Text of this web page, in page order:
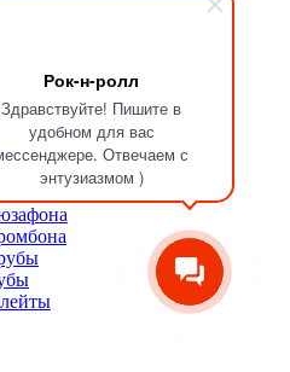
Рок-н-ролл
Здравствуйте! Пишите в
удобном для вас
Отвечаем с
энтузиазмом )